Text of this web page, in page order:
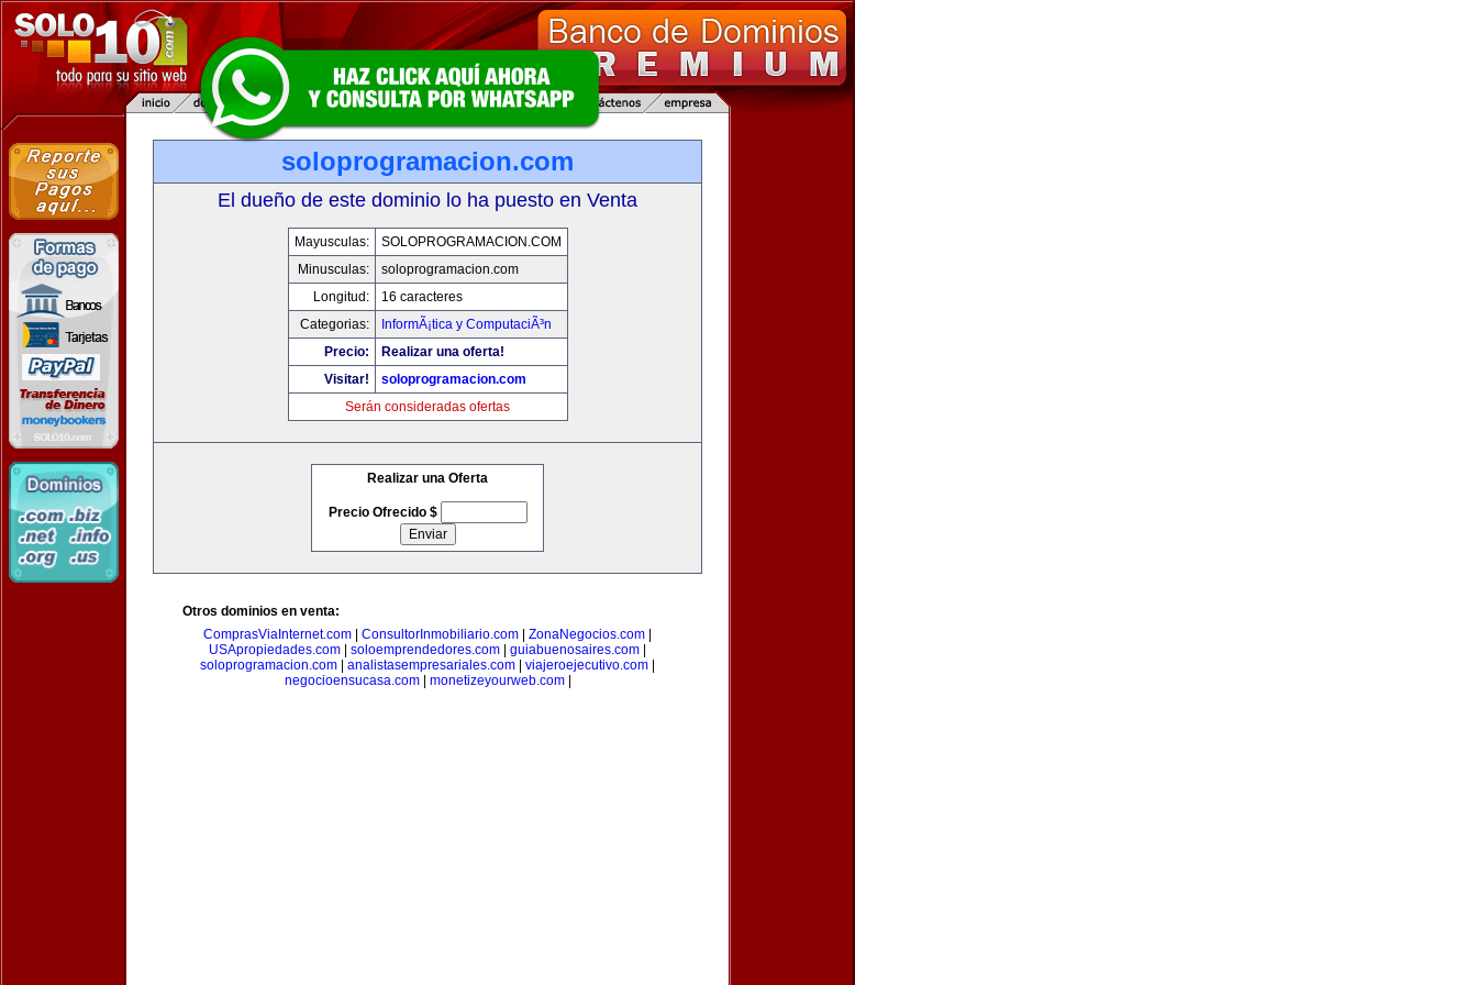
soloprogramacion.com
El dueño de este dominio lo ha puesto en Venta
Mayusculas:
SOLOPROGRAMACION.COM
Minusculas:
soloprogramacion.com
Longitud:
16 caracteres
Categorias:
InformÃ¡tica y ComputaciÃ³n
Precio:
Realizar una oferta!
Visitar!
soloprogramacion.com
Serán consideradas ofertas
Realizar una Oferta
Precio Ofrecido $
Otros dominios en venta:
ComprasViaInternet.com
ConsultorInmobiliario.com ZonaNegocios.com
USApropiedades.com
soloemprendedores.com guiabuenosaires.com
soloprogramacion.com
analistasempresariales.com viajeroejecutivo.com
negocioensucasa.com| monetizeyourweb.com|